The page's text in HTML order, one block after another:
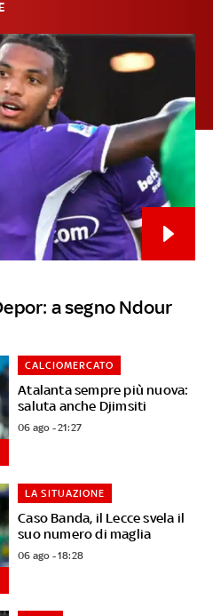
a segno Ndour
Atalanta sempre più nuova:
saluta anche Djimsiti
CALCIOMERCATO
06 ago - 21:27
Caso Banda, il Lecce svela il
suo numero di maglia
LA SITUAZIONE
06 ago - 18:28